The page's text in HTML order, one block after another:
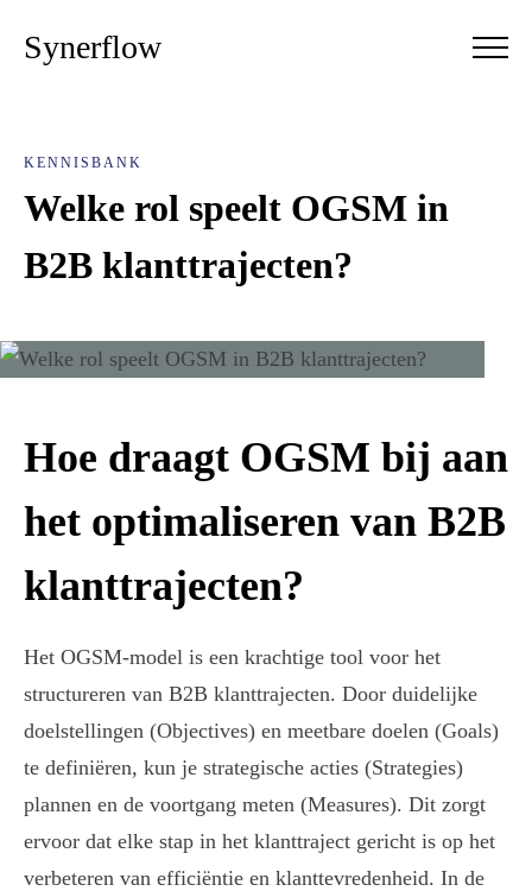
Synerflow
KENNISBANK
Welke rol speelt OGSM in
B2B klanttrajecten?
Hoe draagt OGSM bij aan
het optimaliseren van B2B
klanttrajecten?
Het OGSM-model is een krachtige tool voor het
structureren van B2B klanttrajecten. Door duidelijke
doelstellingen (Objectives) en meetbare doelen (Goals)
te definiëren, kun je strategische acties (Strategies)
plannen en de voortgang meten (Measures). Dit zorgt
ervoor dat elke stap in het klanttraject gericht is op het
verbeteren van efficiëntie en klanttevredenheid. In de